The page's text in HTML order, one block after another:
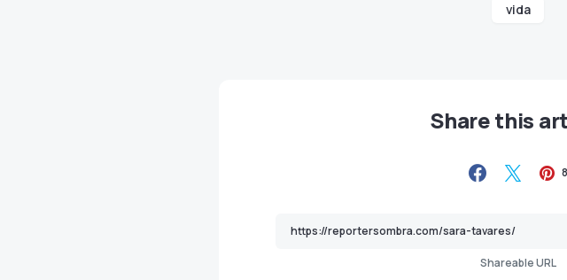
vida
Share this
8
Shareable URL